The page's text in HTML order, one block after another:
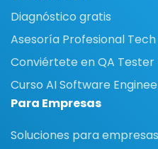
Diagnóstico gratis
Asesoría Profesional Tech
Conviértete en QA Tester
Curso AI Software
Para Empresas
Soluciones para empresas